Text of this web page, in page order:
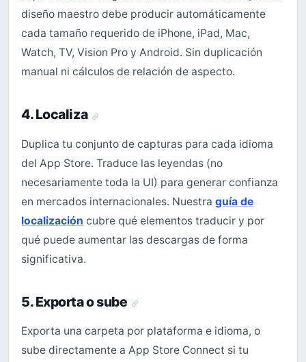
diseño maestro debe producir automáticamente
cada tamaño requerido de iPhone, iPad, Mac,
Watch, TV, Vision Pro y Android. Sin duplicación
manual ni cálculos de relación de aspecto.
4. Localiza
Duplica tu conjunto de capturas para cada idioma
del App Store. Traduce las leyendas (no
necesariamente toda la UI) para generar confianza
en mercados internacionales. Nuestraguía de
localización cubre qué elementos traducir y por
qué puede aumentar las descargas de forma
significativa.
5. Exporta o sube
Exporta una carpeta por plataforma e idioma, o
sube directamente a App Store Connect si tu